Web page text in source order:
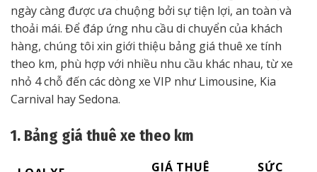
ngày càng được ưa chuộng bởi sự tiện lợi, an toàn và
thoải mái. Để đáp ứng nhu cầu di chuyển của khách
hàng, chúng tôi xin giới thiệu bảng giá thuê xe tính
theo km, phù hợp với nhiều nhu cầu khác nhau, từ xe
nhỏ 4 chỗ đến các dòng xe VIP như Limousine, Kia
Carnival hay Sedona.
1. Bảng giá thuê xe theo km
GIÁ THUÊ SỨC